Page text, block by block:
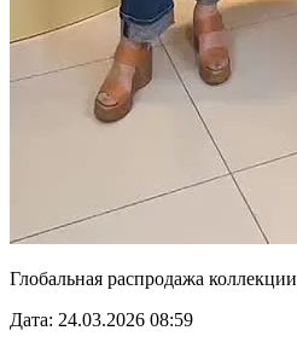
Глобальная распродажа коллекции
Дата: 24.03.2026 08:59